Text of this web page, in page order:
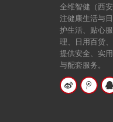
全维智健（西
注健康生活与
护生活、贴心
理、日用百货
提供安全、实
与配套服务。